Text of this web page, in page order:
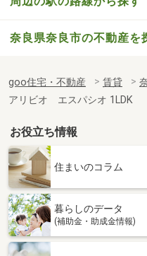
奈良県奈良市の不動産を
goo住宅・不動産 賃貸
アリビオ エスパシオ 1LDK
お役立ち情報
住まいのコラム
暮らしのデータ
(補助金・助成金情報)